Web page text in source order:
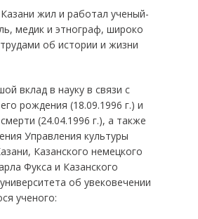
Казани жил и работал ученый-
медик и этнограф, широко
об истории и жизни
вклад в науку в связи с
рождения (18.09.1996 г.) и
(24.04.1996 г.), а также
Управления культуры
Казанского немецкого
Фукса и Казанского
об увековечении
ученого: